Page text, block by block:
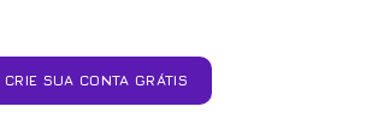
CRIE SUA CONTA GRÁTIS